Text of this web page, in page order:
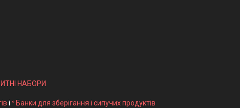
НАБОРИ
і ᐤ Банки для зберігання і сипучих продуктів